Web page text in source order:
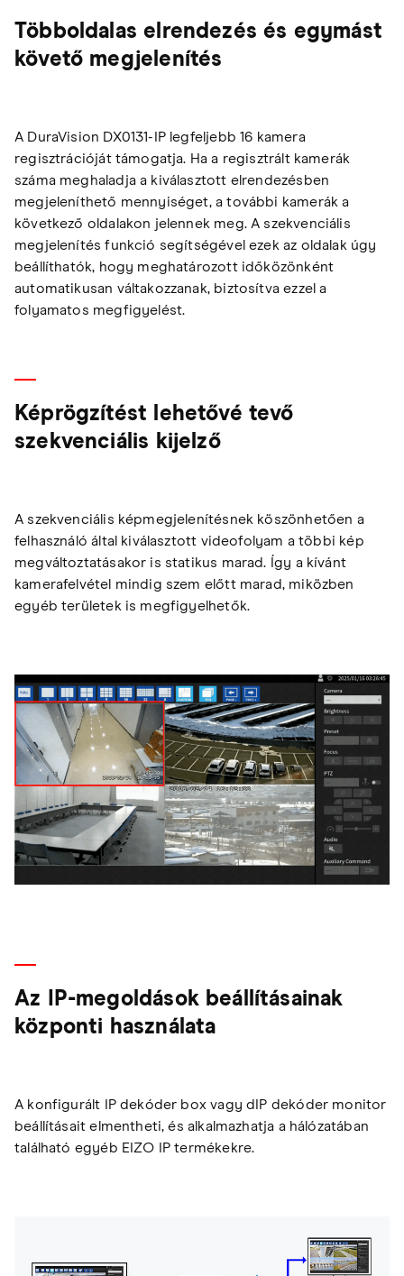
Többoldalas elrendezés és egymást
követő megjelenítés
A DuraVision DX0131-IP legfeljebb 16 kamera
regisztrációját támogatja. Ha a regisztrált kamerák
száma meghaladja a kiválasztott elrendezésben
megjeleníthető mennyiséget, a további kamerák a
következő oldalakon jelennek meg. A szekvenciális
megjelenítés funkció segítségével ezek az oldalak úgy
beállíthatók, hogy meghatározott időközönként
automatikusan váltakozzanak, biztosítva ezzel a
folyamatos megfigyelést.
Képrögzítést lehetővé tevő
szekvenciális kijelző
A szekvenciális képmegjelenítésnek köszönhetően a
felhasználó által kiválasztott videofolyam a többi kép
megváltoztatásakor is statikus marad. Így a kívánt
kamerafelvétel mindig szem előtt marad, miközben
egyéb területek is megfigyelhetők.
Az IP-megoldások beállításainak
központi használata
A konfigurált IP dekóder box vagy dIP dekóder monitor
beállításait elmentheti, és alkalmazhatja a hálózatában
található egyéb EIZO IP termékekre.